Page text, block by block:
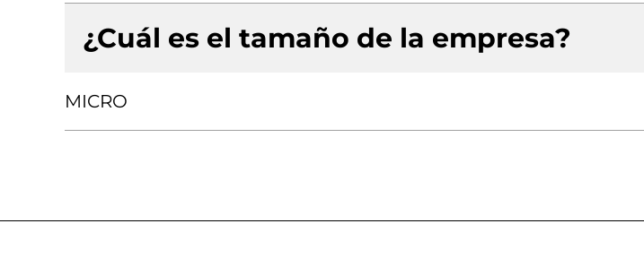
¿Cuál es el tamaño de la empresa?
MICRO